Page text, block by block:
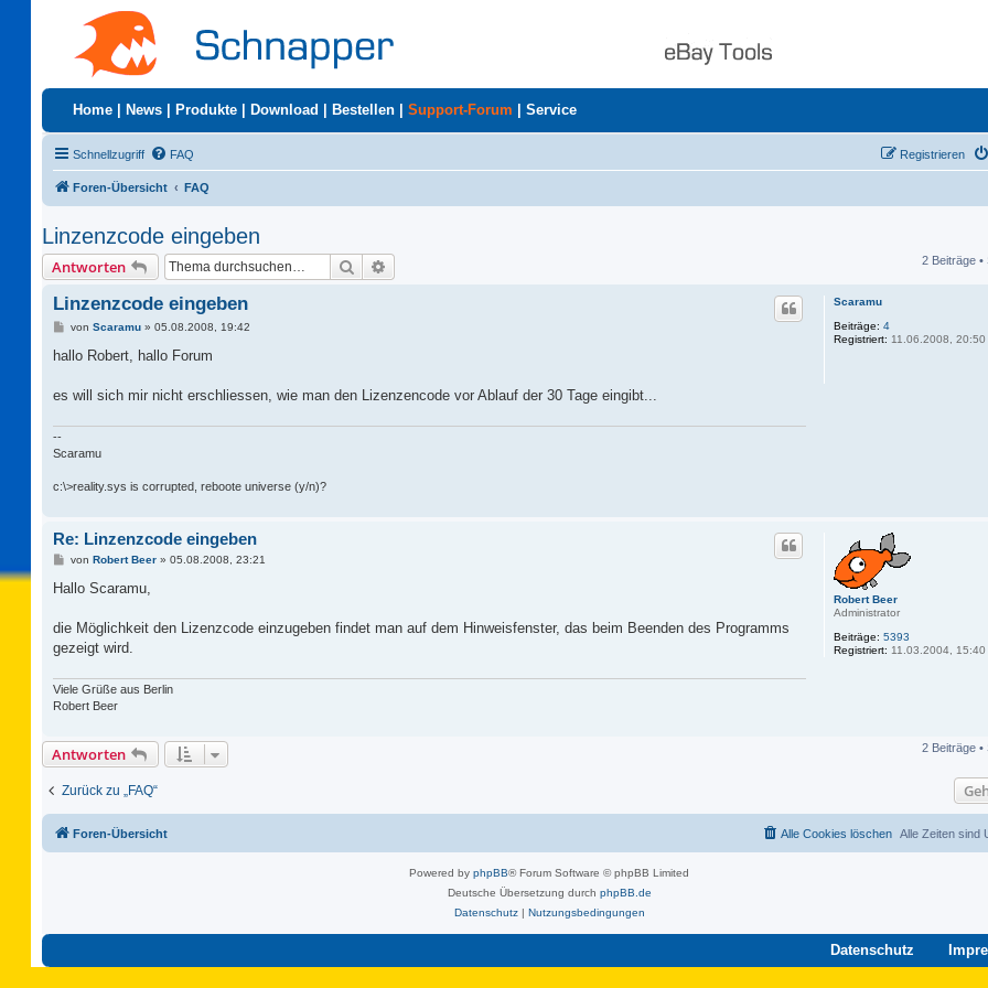
Home News Produkte Download Bestellen Support-Forum Service
Schnellzugriff FAQ Registrieren
Foren-Übersicht FAQ
Linzenzcode eingeben
Antworten Suche 2 Beiträge •
Scaramu
Beiträge: 4
Registriert: 11.06.2008, 20:50
Linzenzcode eingeben
B
i
a
von Scaramu» 05.08.2008, 19:42
hallo Robert, hallo Forum
es will sich mir nicht erschliessen, wie man den Lizenzencode vor Ablauf der 30 Tage eingibt...
--
Scaramu
c:\>reality.sys is corrupted, reboote universe (y/n)?
Robert Beer
Administrator
Beiträge: 5393
Registriert: 11.03.2004, 15:40
Re: Linzenzcode eingeben
B
i
a
von Robert Beer» 05.08.2008, 23:21
Hallo Scaramu,
die Möglichkeit den Lizenzcode einzugeben findet man auf dem Hinweisfenster, das beim Beenden des Programms
gezeigt wird.
Viele Grüße aus Berlin
Robert Beer
Antworten 2 Beiträge •
Zurück zu „FAQ“
Foren-Übersicht Alle Zeiten sind
Alle Cookies löschen
Powered by phpBB® Forum Software © phpBB Limited
Deutsche Übersetzung durch phpBB.de
Datenschutz| Nutzungsbedingungen
Datenschutz